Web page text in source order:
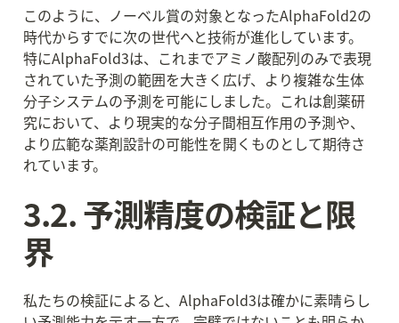
このように、ノーベル賞の対象となったAlphaFold2の
時代からすでに次の世代へと技術が進化しています。
特にAlphaFold3は、これまでアミノ酸配列のみで表現
されていた予測の範囲を大きく広げ、より複雑な生体
分子システムの予測を可能にしました。これは創薬研
究において、より現実的な分子間相互作用の予測や、
より広範な薬剤設計の可能性を開くものとして期待さ
れています。
3.2. 予測精度の検証と限
界
私たちの検証によると、AlphaFold3は確かに素晴らし